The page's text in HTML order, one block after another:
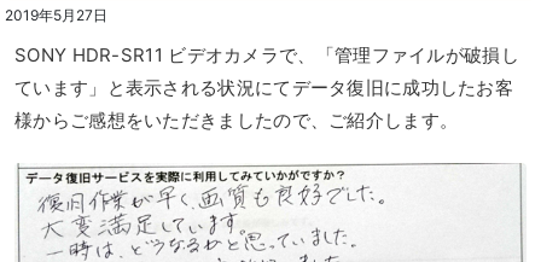
2019年5月27日
SONY HDR-SR11 ビデオカメラで、「管理ファイルが破損し
ています」と表示される状況にてデータ復旧に成功したお客
様からご感想をいただきましたので、ご紹介します。